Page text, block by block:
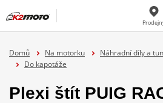
Domů Na motorku Náhradní díly a
Do kapotáže
Plexi štít PUIG